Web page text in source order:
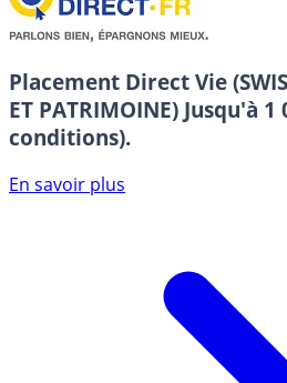
Placement Direct Vie
ET PATRIMOINE) Jusqu'à 1
conditions).
En savoir plus